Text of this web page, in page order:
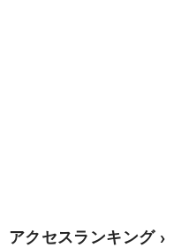
アクセスランキング